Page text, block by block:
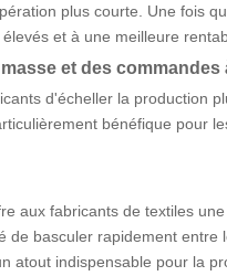
plus courte. Une fois
et à une meilleure
et des commandes
d'écheller la production
bénéfique pour
aux fabricants de textiles
basculer rapidement
atout indispensable pour la